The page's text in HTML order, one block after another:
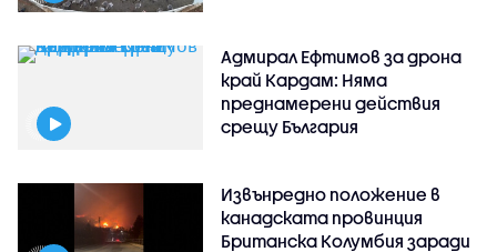
Адмирал Ефтимов за дрона
край Кардам: Няма
преднамерени действия
срещу България
Извънредно положение в
канадската провинция
Британска Колумбия заради